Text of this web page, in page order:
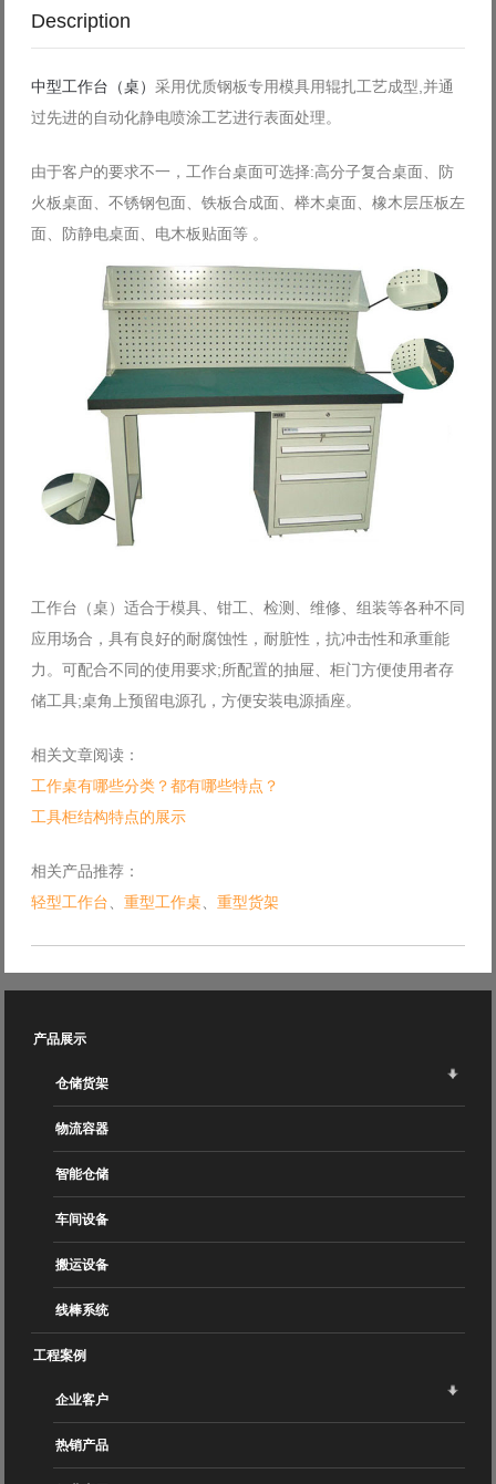
Description
中型工作台（桌） 采用优质钢板专用模具用辊扎工艺成型,并通
过先进的自动化静电喷涂工艺进行表面处理。
由于客户的要求不一，工作台桌面可选择:高分子复合桌面、防
火板桌面、不锈钢包面、铁板合成面、榉木桌面、橡木层压板左
面、防静电桌面、电木板贴面等 。
工作台（桌）适合于模具、钳工、检测、维修、组装等各种不同
应用场合，具有良好的耐腐蚀性，耐脏性，抗冲击性和承重能
力。 可配合不同的使用要求;所配置的抽屉、柜门方便使用者存
储工具;桌角上预留电源孔，方便安装电源插座。
相关文章阅读：
工作桌有哪些分类？都有哪些特点？
工具柜结构特点的展示
相关产品推荐：
轻型工作台、 重型工作桌、 重型货架
产品展示
仓储货架
物流容器
智能仓储
车间设备
搬运设备
线棒系统
工程案例
企业客户
热销产品